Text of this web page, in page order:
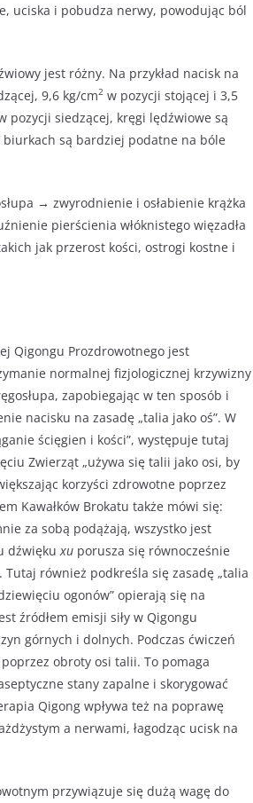
uciska i pobudza nerwy, powodując ból
jest różny. Na przykład nacisk na
9,6 kg/cm2 w pozycji stojącej i 3,5
pozycji siedzącej, kręgi lędźwiowe są
są bardziej podatne na bóle
→ zwyrodnienie i osłabienie krążka
pierścienia włóknistego więzadła
jak przerost kości, ostrogi kostne i
Qigongu Prozdrowotnego jest
normalnej fizjologicznej krzywizny
zapobiegając w ten sposób i
nacisku na zasadę „talia jako oś”. W
ścięgien i kości”, występuje tutaj
Zwierząt „używa się talii jako osi, by
korzyści zdrowotne poprzez
Kawałków Brokatu także mówi się:
za sobą podążają, wszystko jest
dźwięku xu porusza się równocześnie
również podkreśla się zasadę „talia
ogonów” opierają się na
źródłem emisji siły w Qigongu
górnych i dolnych. Podczas ćwiczeń
obroty osi talii. To pomaga
stany zapalne i skorygować
Qigong wpływa też na poprawę
a nerwami, łagodząc ucisk na
przywiązuje się dużą wagę do